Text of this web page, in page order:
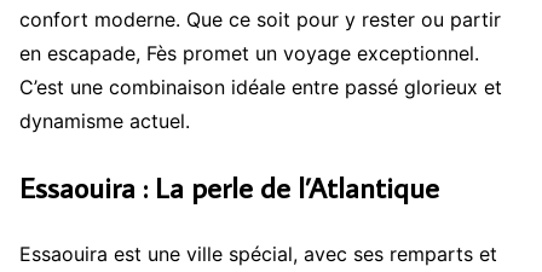
confort moderne. Que ce soit pour y rester ou partir
en escapade, Fès promet un voyage exceptionnel.
C’est une combinaison idéale entre passé glorieux et
dynamisme actuel.
Essaouira : La perle de l’Atlantique
Essaouira est une ville spécial, avec ses remparts et